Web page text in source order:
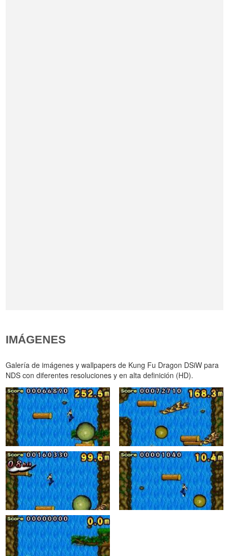
IMÁGENES
Galería de imágenes y wallpapers de Kung Fu Dragon DSiW para
NDS con diferentes resoluciones y en alta definición (HD).